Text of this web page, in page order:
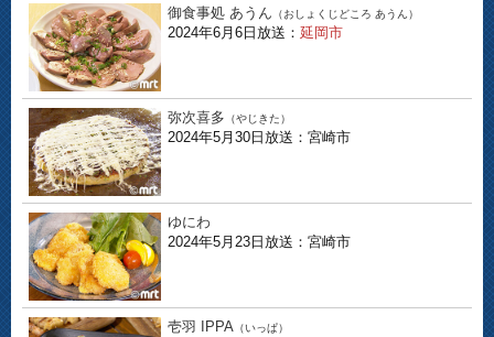
御食事処 あうん （おしょくじどころ あうん）
2024年6月6日放送： 延岡市
弥次喜多 （やじきた）
2024年5月30日放送：宮崎市
ゆにわ
2024年5月23日放送：宮崎市
壱羽 IPPA （いっぱ）